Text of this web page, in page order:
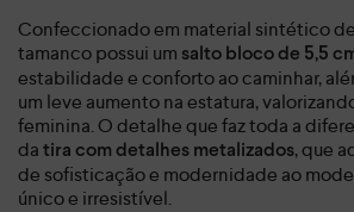
Confeccionado em material sintético
tamanco possui um salto bloco de 5,5
estabilidade e conforto ao caminhar,
um leve aumento na estatura,
feminina. O detalhe que faz toda a
da tira com detalhes metalizados, que
de sofisticação e modernidade ao
único e irresistível.